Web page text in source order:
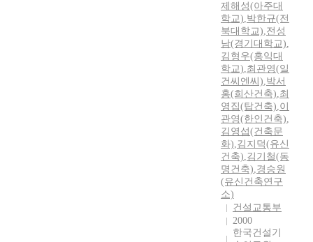
제해성(아주대
학교),박한규(전
북대학교),전성
남(경기대학교),
김형우(홍익대
학교),최관영(일
건씨엔씨),박서
홍(희산건축),최
영집(탑건축),이
관영(한인건축),
김영섭(건축문
화),김지덕(유신
건축),김기철(동
명건축),경승원
(유신건축연구
소)
건설교통부
2000
한국건설기